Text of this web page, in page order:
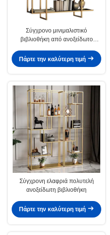
Σύγχρονο μινιμαλιστικό
βιβλιοθήκη από ανοξείδωτο
έως οροφή
Πάρτε την καλύτερη τιμή
Σύγχρονη ελαφριά πολυτελή
ανοξείδωτη βιβλιοθήκη
Πάρτε την καλύτερη τιμή